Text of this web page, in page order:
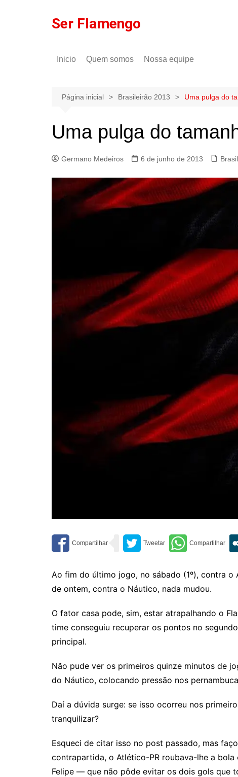
Ser Flamengo
Inicio Quem somos
Política de privacidade
Nossa equipe
Gilson Lima
Página inicial Brasileirão 2013 Uma pulga do
Uma pulga do
Germano Medeiros 6 de junho de 2013
Ao fim do último jogo, no sábado (1º), contra o
de ontem, contra o Náutico, nada mudou.
O fator casa pode, sim, estar atrapalhando o
time conseguiu recuperar os pontos no
principal.
Não pude ver os primeiros quinze minutos de
do Náutico, colocando pressão nos
Daí a dúvida surge: se isso ocorreu nos
tranquilizar?
Esqueci de citar isso no post passado, mas
contrapartida, o Atlético-PR roubava-lhe a bola
Felipe — que não pôde evitar os dois gols que